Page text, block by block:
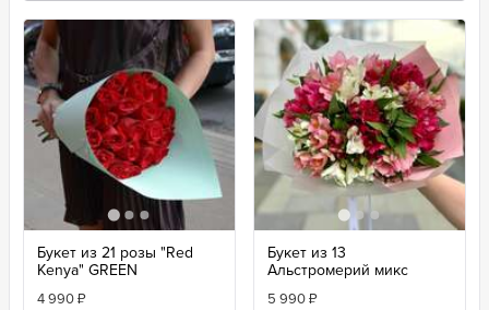
Букет из 21 розы "Red
Kenya" GREEN
4 990₽
Букет из 13
Альстромерий микс
5 990₽